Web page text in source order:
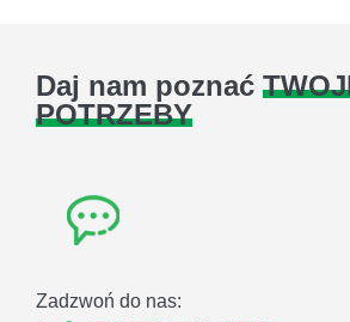
Daj nam poznać
POTRZEBY
Zadzwoń do nas: